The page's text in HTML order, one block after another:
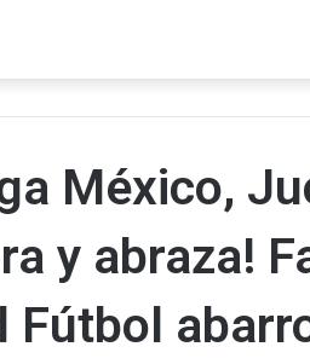
México,
y abraza!
Fútbol